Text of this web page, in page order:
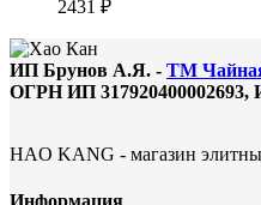
2431 ₽
ИП Брунов А.Я. - ТМ
ОГРН ИП 317920400002693,
HAO KANG - магазин